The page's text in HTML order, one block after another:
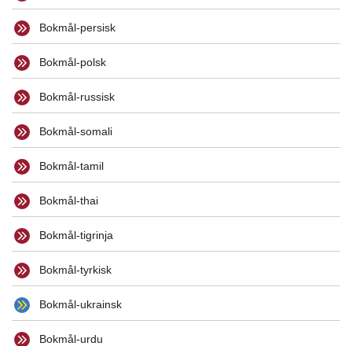
Bokmål-persisk
Bokmål-polsk
Bokmål-russisk
Bokmål-somali
Bokmål-tamil
Bokmål-thai
Bokmål-tigrinja
Bokmål-tyrkisk
Bokmål-ukrainsk
Bokmål-urdu